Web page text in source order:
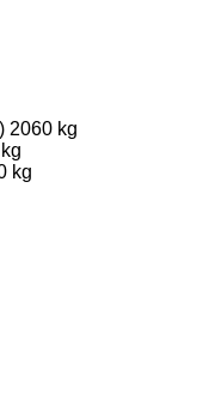
2060 kg
kg